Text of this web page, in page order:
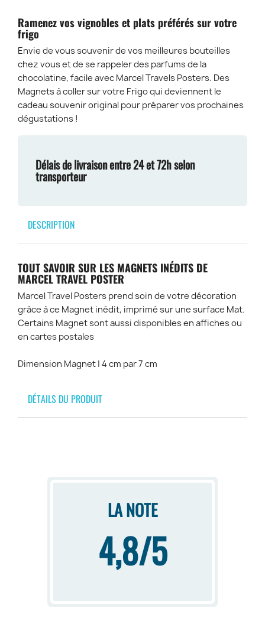
Ramenez vos vignobles et plats préférés sur votre
frigo
Envie de vous souvenir de vos meilleures bouteilles
chez vous et de se rappeler des parfums de la
chocolatine, facile avec Marcel Travels Posters. Des
Magnets à coller sur votre Frigo qui deviennent le
cadeau souvenir original pour préparer vos prochaines
dégustations !
Délais de livraison entre 24 et 72h selon
transporteur
DESCRIPTION
TOUT SAVOIR SUR LES MAGNETS INÉDITS DE
MARCEL TRAVEL POSTER
Marcel Travel Posters prend soin de votre décoration
grâce à ce Magnet inédit, imprimé sur une surface Mat.
Certains Magnet sont aussi disponibles en affiches ou
en cartes postales
Dimension Magnet | 4 cm par 7 cm
DÉTAILS DU PRODUIT
LA NOTE
4,8/5